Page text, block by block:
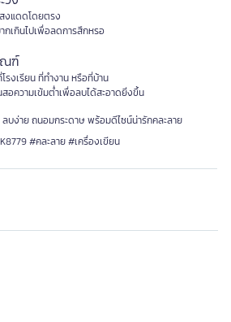
งแดดโดยตรง
กเกินไปเพื่อลดการสึกหรอ
ณฑ์
รงเรียน ที่ทำงาน หรือที่บ้าน
อความเข้มต่ำเพื่อลบได้สะอาดยิ่งขึ้น
ลบง่าย ถนอมกระดาษ พร้อมดีไซน์น่ารักคละลาย
#คละลาย #เครื่องเขียน